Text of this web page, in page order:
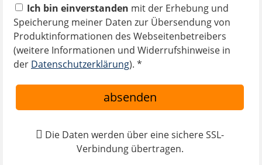
Ich bin einverstanden mit der Erhebung und
Speicherung meiner Daten zur Übersendung von
Produktinformationen des Webseitenbetreibers
(weitere Informationen und Widerrufshinweise in
der Datenschutzerklärung). *
absenden
Die Daten werden über eine sichere SSL-
Verbindung übertragen.